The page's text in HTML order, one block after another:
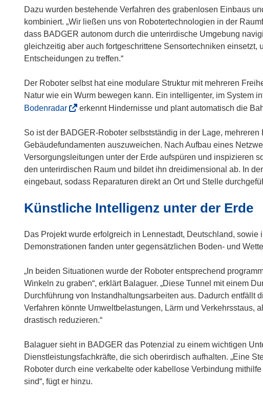
n
e
u
e
m
e
s
e
r
n
n
Dazu wurden bestehende Verfahren des grabenlosen Einbaus
kombiniert. „Wir ließen uns von Robotertechnologien in der
dass BADGER autonom durch die unterirdische Umgebung
gleichzeitig aber auch fortgeschrittene Sensortechniken einsetzt,
Entscheidungen zu treffen.“
Der Roboter selbst hat eine modulare Struktur mit mehreren
Natur wie ein Wurm bewegen kann. Ein intelligenter, im System
Bodenradar(
f
f
n
e
t
n
u
m
n
s
e
erkennt Hindernisse und plant automatisch die
So ist der BADGER-Roboter selbstständig in der Lage,
Gebäudefundamenten auszuweichen. Nach Aufbau eines
Versorgungsleitungen unter der Erde aufspüren und inspizieren
den unterirdischen Raum und bildet ihn dreidimensional ab. In
eingebaut, sodass Reparaturen direkt an Ort und Stelle
Künstliche Intelligenz unter der Erde
Das Projekt wurde erfolgreich in Lennestadt, Deutschland, sowie
Demonstrationen fanden unter gegensätzlichen Boden- und
„In beiden Situationen wurde der Roboter entsprechend
Winkeln zu graben“, erklärt Balaguer. „Diese Tunnel mit einem
Durchführung von Instandhaltungsarbeiten aus. Dadurch entfällt
Verfahren könnte Umweltbelastungen, Lärm und Verkehrsstaus,
drastisch reduzieren.“
Balaguer sieht in BADGER das Potenzial zu einem wichtigen
Dienstleistungsfachkräfte, die sich oberirdisch aufhalten. „Eine
Roboter durch eine verkabelte oder kabellose Verbindung
sind“, fügt er hinzu.